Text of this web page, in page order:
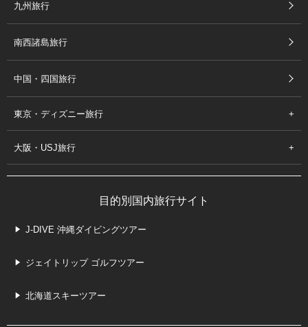
九州旅行
南西諸島旅行
中国・四国旅行
東京・ディズニー旅行
大阪・USJ旅行
目的別国内旅行サイト
J-DIVE 沖縄ダイビングツアー
ジェイトリップ ゴルフツアー
北海道スキーツアー